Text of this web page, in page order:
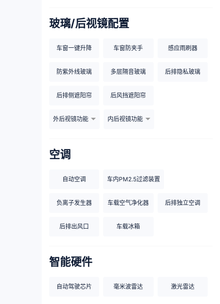
玻璃/后视镜配置
车窗一键升降 车窗防夹手 感应雨刷器
防紫外线玻璃 多层隔音玻璃 后排隐私玻璃
后排侧遮阳帘 后风挡遮阳帘
外后视镜功能 内后视镜功能
空调
自动空调 车内PM2.5过滤装置
负离子发生器 车载空气净化器 后排独立空调
后排出风口 车载冰箱
智能硬件
自动驾驶芯片 毫米波雷达 激光雷达